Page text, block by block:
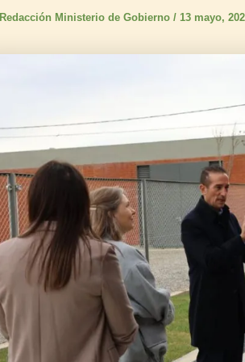
Redacción Ministerio de Gobierno / 13 mayo,